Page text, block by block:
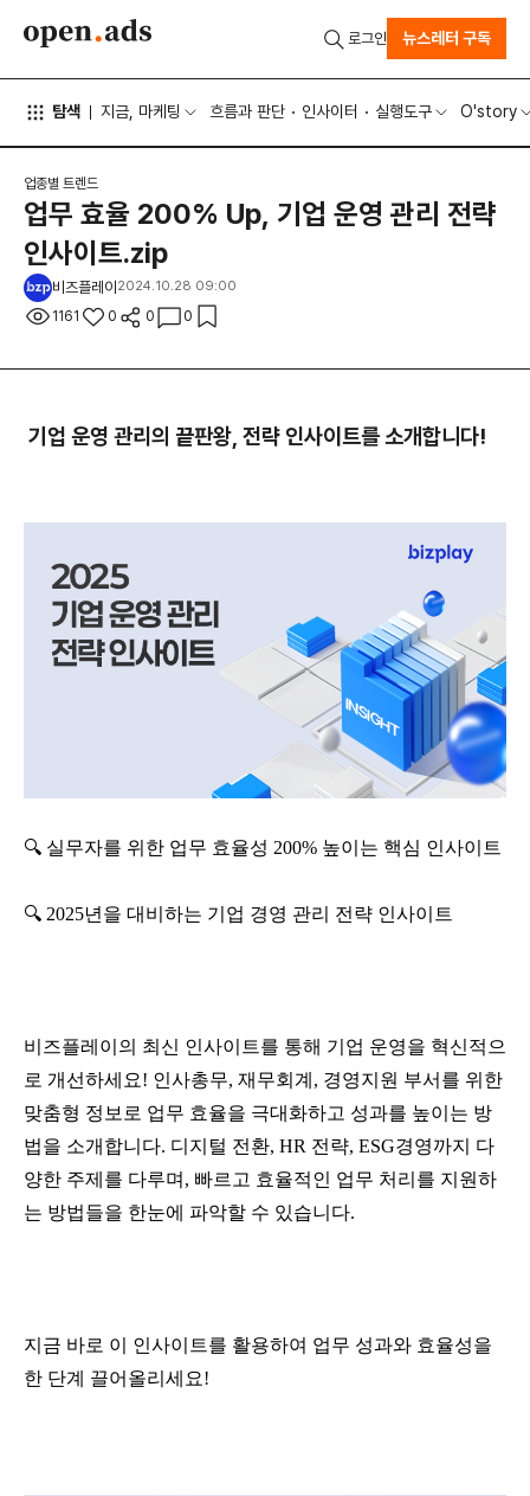
탐색 지금, 마케팅 흐름과 판단 인사이터 실행도구 O'story
로그인 뉴스레터 구독
업종별 트렌드
업무 효율 200% Up, 기업 운영 관리 전략
인사이트.zip
비즈플레이 2024.10.28 09:00
1161 0 0 0
기업 운영 관리의 끝판왕 전략 인사이트를 소개합니다!
🔍 실무자를 위한 업무 효율성 200% 높이는 핵심 인사이트
🔍 2025년을 대비하는 기업 경영 관리 전략 인사이트
비즈플레이의 최신 인사이트를 통해 기업 운영을 혁신적으
로 개선하세요! 인사총무, 재무회계 , 경영지원 부서를 위한
맞춤형 정보로 업무 효율을 극대화하고 성과를 높이는 방
법을 소개합니다. 디지털 전환, HR 전략, ESG경영까지 다
양한 주제를 다루며 , 빠르고 효율적인 업무 처리를 지원하
는 방법들을 한눈에 파악할 수 있습니다.
지금 바로 이 인사이트를 활용하여 업무 성과와 효율성을
한 단계 끌어올리세요!